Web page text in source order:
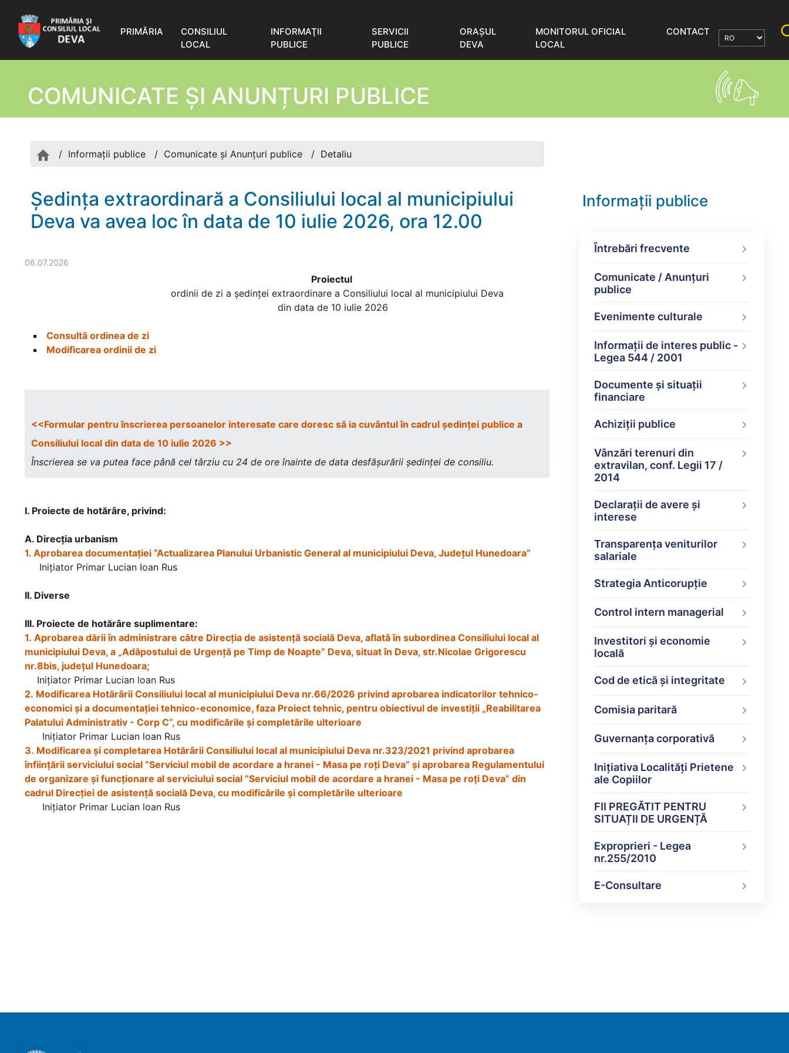
PRIMĂRIA
CONSILIUL
LOCAL
INFORMAŢII
PUBLICE
SERVICII
PUBLICE
ORAŞUL
DEVA
MONITORUL OFICIAL
LOCAL
CONTACT
COMUNICATE ŞI ANUNȚURI PUBLICE
/ Informații publice / Comunicate şi Anunțuri publice / Detaliu
Ședinţa extraordinară a Consiliului local al municipiului
Deva va avea loc în data de 10 iulie 2026, ora 12.00
06.07.2026
Proiectul
ordinii de zi a şedinţei extraordinare a Consiliului local al municipiului Deva
din data de 10 iulie 2026
Consultă ordinea de zi
Modificarea ordinii de zi
<<Formular pentru înscrierea persoanelor interesate care doresc să ia cuvântul în cadrul şedinţei publice a
Consiliului local din data de 10 iulie 2026 >>
Înscrierea se va putea face până cel târziu cu 24 de ore înainte de data desfăşurării şedinţei de consiliu.
I. Proiecte de hotărâre, privind:
A. Direcția urbanism
1. Aprobarea documentaţiei “Actualizarea Planului Urbanistic General al municipiului Deva, Județul Hunedoara”
Iniţiator Primar Lucian Ioan Rus
II. Diverse
III. Proiecte de hotărâre suplimentare:
1. Aprobarea dării în administrare către Direcția de asistență socială Deva, aflată în subordinea Consiliului local al
municipiului Deva, a „Adăpostului de Urgență pe Timp de Noapte” Deva, situat în Deva, str.Nicolae Grigorescu
nr.8bis, județul Hunedoara;
Inițiator Primar Lucian loan Rus
2. Modificarea Hotărârii Consiliului local al municipiului Deva nr.66/2026 privind aprobarea indicatorilor tehnico-
economici și a documentației tehnico-economice, faza Proiect tehnic, pentru obiectivul de investiții „Reabilitarea
Palatului Administrativ - Corp C”, cu modificările și completările ulterioare
Inițiator Primar Lucian loan Rus
3. Modificarea și completarea Hotărârii Consiliului local al municipiului Deva nr.323/2021 privind aprobarea
înființării serviciului social “Serviciul mobil de acordare a hranei - Masa pe roți Deva” și aprobarea Regulamentului
de organizare și funcționare al serviciului social “Serviciul mobil de acordare a hranei - Masa pe roți Deva” din
cadrul Direcției de asistență socială Deva, cu modificările și completările ulterioare
Inițiator Primar Lucian loan Rus
Informații publice
Întrebări frecvente
Comunicate / Anunțuri
publice
Evenimente culturale
Informații de interes public -
Legea 544 / 2001
Documente şi situaţii
financiare
Achiziții publice
Vânzări terenuri din
extravilan, conf. Legii 17 /
2014
Declarații de avere şi
interese
Transparența veniturilor
salariale
Strategia Anticorupție
Control intern managerial
Investitori și economie
locală
Cod de etică și integritate
Comisia paritară
Guvernanța corporativă
Inițiativa Localități Prietene
ale Copiilor
FII PREGĂTIT PENTRU
SITUAȚII DE URGENȚĂ
Exproprieri - Legea
nr.255/2010
E-Consultare